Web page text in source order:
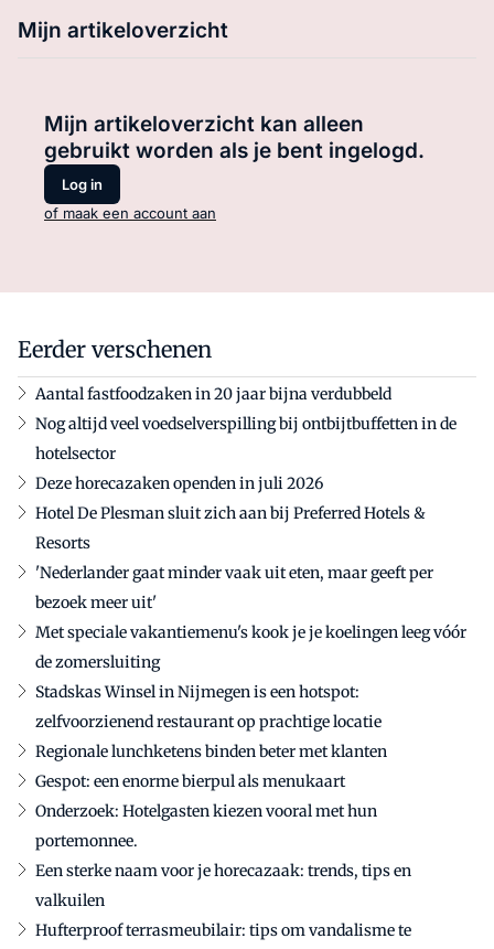
Mijn artikeloverzicht
Mijn artikeloverzicht kan alleen
gebruikt worden als je bent ingelogd.
Log in
of maak een account aan
Eerder verschenen
Aantal fastfoodzaken in 20 jaar bijna verdubbeld
Nog altijd veel voedselverspilling bij ontbijtbuffetten in de
hotelsector
Deze horecazaken openden in juli 2026
Hotel De Plesman sluit zich aan bij Preferred Hotels &
Resorts
'Nederlander gaat minder vaak uit eten, maar geeft per
bezoek meer uit'
Met speciale vakantiemenu's kook je je koelingen leeg vóór
de zomersluiting
Stadskas Winsel in Nijmegen is een hotspot:
zelfvoorzienend restaurant op prachtige locatie
Regionale lunchketens binden beter met klanten
Gespot: een enorme bierpul als menukaart
Onderzoek: Hotelgasten kiezen vooral met hun
portemonnee.
Een sterke naam voor je horecazaak: trends, tips en
valkuilen
Hufterproof terrasmeubilair: tips om vandalisme te